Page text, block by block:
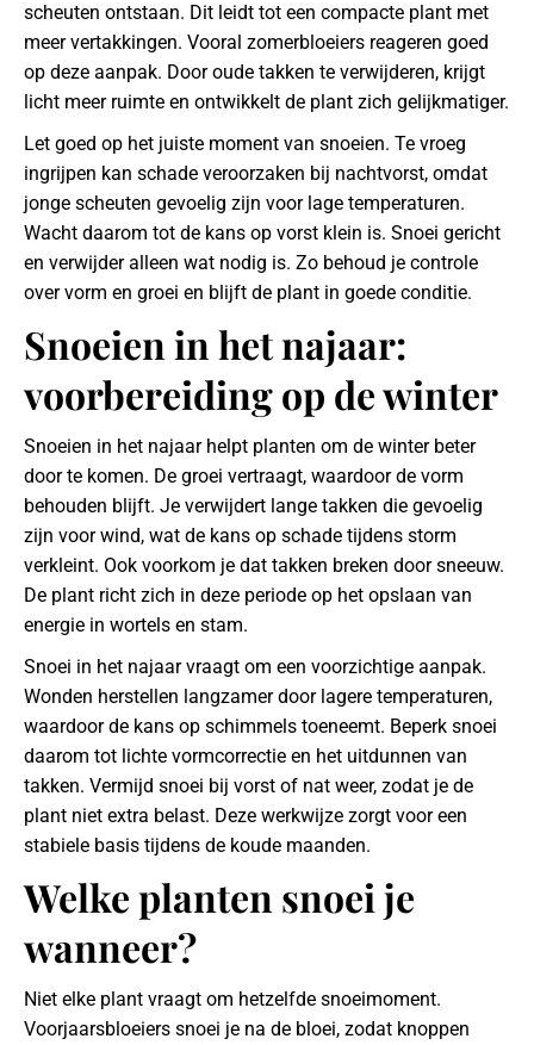
scheuten ontstaan. Dit leidt tot een compacte plant met
meer vertakkingen. Vooral zomerbloeiers reageren goed
op deze aanpak. Door oude takken te verwijderen, krijgt
licht meer ruimte en ontwikkelt de plant zich gelijkmatiger.
Let goed op het juiste moment van snoeien. Te vroeg
ingrijpen kan schade veroorzaken bij nachtvorst, omdat
jonge scheuten gevoelig zijn voor lage temperaturen.
Wacht daarom tot de kans op vorst klein is. Snoei gericht
en verwijder alleen wat nodig is. Zo behoud je controle
over vorm en groei en blijft de plant in goede conditie.
Snoeien in het najaar:
voorbereiding op de winter
Snoeien in het najaar helpt planten om de winter beter
door te komen. De groei vertraagt, waardoor de vorm
behouden blijft. Je verwijdert lange takken die gevoelig
zijn voor wind, wat de kans op schade tijdens storm
verkleint. Ook voorkom je dat takken breken door sneeuw.
De plant richt zich in deze periode op het opslaan van
energie in wortels en stam.
Snoei in het najaar vraagt om een voorzichtige aanpak.
Wonden herstellen langzamer door lagere temperaturen,
waardoor de kans op schimmels toeneemt. Beperk snoei
daarom tot lichte vormcorrectie en het uitdunnen van
takken. Vermijd snoei bij vorst of nat weer, zodat je de
plant niet extra belast. Deze werkwijze zorgt voor een
stabiele basis tijdens de koude maanden.
Welke planten snoei je
wanneer?
Niet elke plant vraagt om hetzelfde snoeimoment.
Voorjaarsbloeiers snoei je na de bloei, zodat knoppen